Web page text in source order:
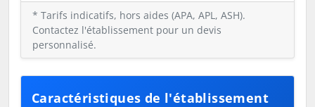
* Tarifs indicatifs, hors aides (APA, APL, ASH).
Contactez l'établissement pour un devis
personnalisé.
Caractéristiques de l'établissement